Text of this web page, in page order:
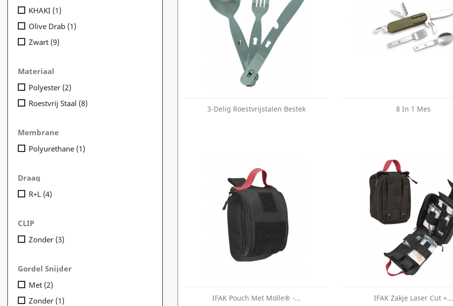
KHAKI (1)
Olive Drab (1)
Zwart (9)
Materiaal
Polyester (2)
Roestvrij Staal (8)
Membrane
Polyurethane (1)
Draag
R+L (4)
CLIP
Zonder (3)
Gordel Snijder
Met (2)
Zonder (1)
3-Delig Roestvrijstalen Bestek 8 In 1 Mes
IFAK Pouch Met Molle® -... IFAK Zakje Laser Cut +...